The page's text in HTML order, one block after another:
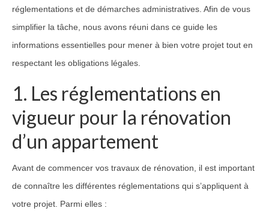
réglementations et de démarches administratives. Afin de vous
simplifier la tâche, nous avons réuni dans ce guide les
informations essentielles pour mener à bien votre projet tout en
respectant les obligations légales.
1. Les réglementations en
vigueur pour la rénovation
d’un appartement
Avant de commencer vos travaux de rénovation, il est important
de connaître les différentes réglementations qui s’appliquent à
votre projet. Parmi elles :